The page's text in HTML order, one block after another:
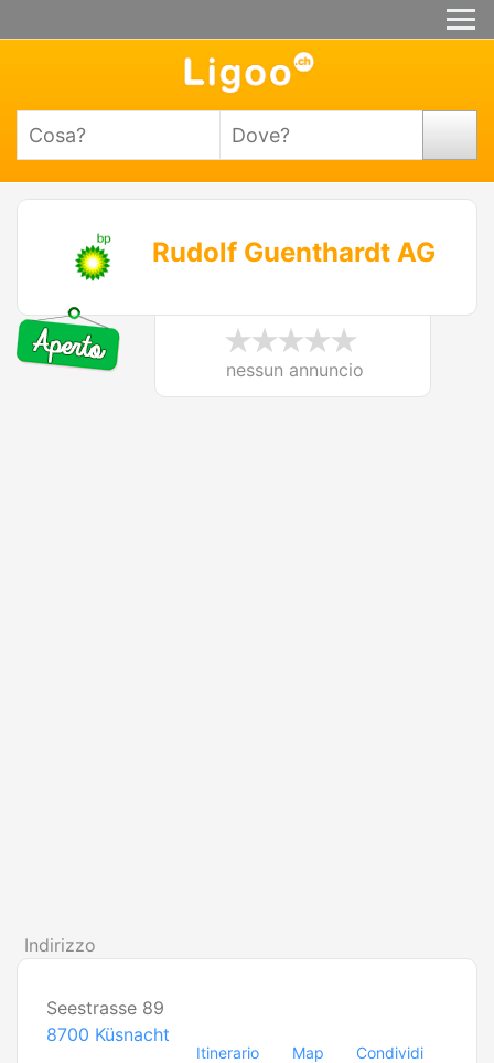
Rudolf Guenthardt AG
nessun annuncio
Indirizzo
Seestrasse 89
8700 Küsnacht
Itinerario Map Condividi